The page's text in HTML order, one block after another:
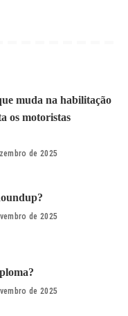
muda na habilitação
os motoristas
de 2025
de 2025
de 2025